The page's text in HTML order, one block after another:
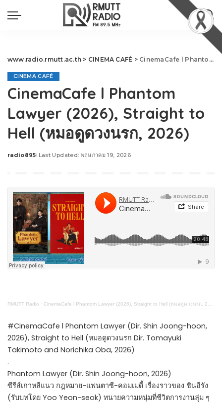
www.radio.rmutt.ac.th > CINEMA CAFÉ > CinemaCafe l Phantom Lawyer (2026), Straight to Hell (หมอดูดวงนรก, 2026)
CINEMA CAFÉ
CinemaCafe l Phantom
Lawyer (2026), Straight to
Hell (หมอดูดวงนรก, 2026)
Posted
radio895 Last Updated: พฤษภาคม 19, 2026
RMUTT Radio · CinemaCafe l Phantom Lawyer (2026), Straight to Hell (หมอดูดวงนรก, 2026)
#CinemaCafe l Phantom Lawyer (Dir. Shin Joong-hoon,
2026), Straight to Hell (หมอดูดวงนรก Dir. Tomayuki
Takimoto and Norichika Oba, 2026)
.
Phantom Lawyer (Dir. Shin Joong-hoon, 2026)
ซีรีส์เกาหลีแนว กฎหมาย-แฟนตาซี-คอมเมดี้ เรื่องราวของ ชินอีรัง
(รับบทโดย Yoo Yeon-seok) ทนายความหนุ่มที่ชีวิตการงานลุ่ม ๆ